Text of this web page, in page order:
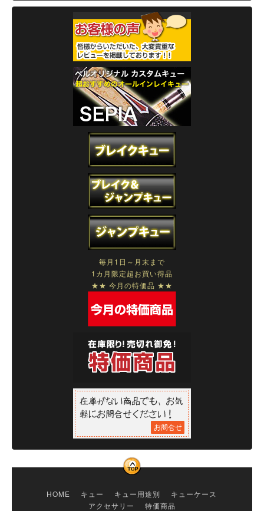
毎月1日～月末まで
1カ月限定超お買い得品
★★ 今月の特価品 ★★
HOME キュー キュー用途別
キューケース
アクセサリー
特価商品